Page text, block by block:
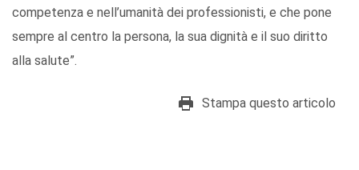
competenza e nell’umanità dei professionisti, e che pone
sempre al centro la persona, la sua dignità e il suo diritto
alla salute”.
Stampa questo articolo